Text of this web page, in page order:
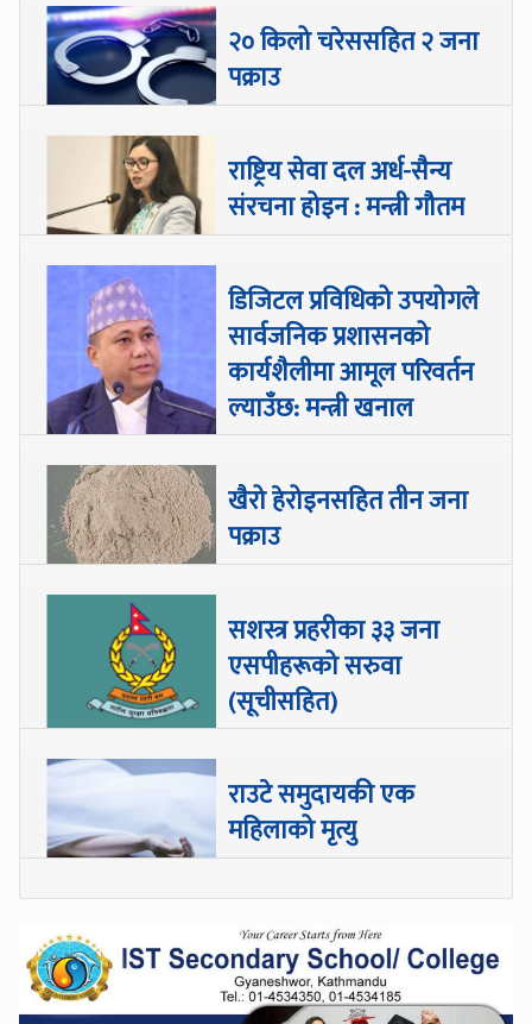
२० किलो चरेससहित २ जना
पक्राउ
राष्ट्रिय सेवा दल अर्ध-सैन्य
संरचना होइन : मन्त्री गौतम
डिजिटल प्रविधिको उपयोगले
सार्वजनिक प्रशासनको
कार्यशैलीमा आमूल परिवर्तन
ल्याउँछ: मन्त्री खनाल
खैरो हेरोइनसहित तीन जना
पक्राउ
सशस्त्र प्रहरीका ३३ जना
एसपीहरूको सरुवा
(सूचीसहित)
राउटे समुदायकी एक
महिलाको मृत्यु